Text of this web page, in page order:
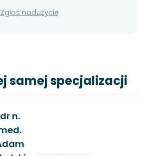
Zgłoś nadużycie
samej specjalizacji
dr n.